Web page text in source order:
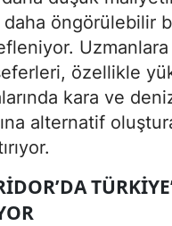
öngörülebilir
özellikle
kara ve
alternatif